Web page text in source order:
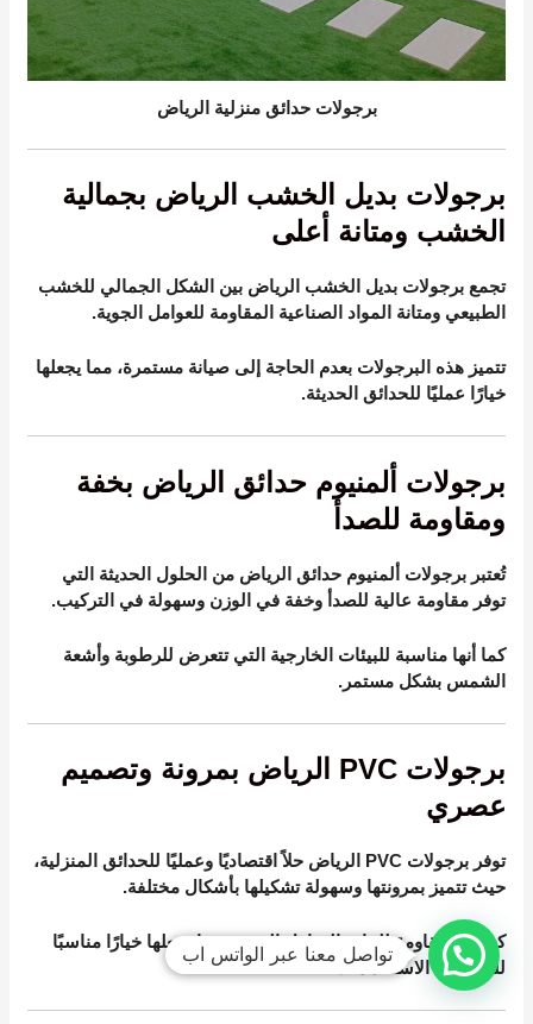
برجولات حدائق منزلية الرياض
برجولات بديل الخشب الرياض بجمالية
الخشب ومتانة أعلى
تجمع برجولات بديل الخشب الرياض بين الشكل الجمالي للخشب
الطبيعي ومتانة المواد الصناعية المقاومة للعوامل الجوية.
تتميز هذه البرجولات بعدم الحاجة إلى صيانة مستمرة، مما يجعلها
خيارًا عمليًا للحدائق الحديثة.
برجولات ألمنيوم حدائق الرياض بخفة
ومقاومة للصدأ
تُعتبر برجولات ألمنيوم حدائق الرياض من الحلول الحديثة التي
توفر مقاومة عالية للصدأ وخفة في الوزن وسهولة في التركيب.
كما أنها مناسبة للبيئات الخارجية التي تتعرض للرطوبة وأشعة
الشمس بشكل مستمر.
برجولات PVC الرياض بمرونة وتصميم
عصري
توفر برجولات PVC الرياض حلاً اقتصاديًا وعمليًا للحدائق المنزلية،
حيث تتميز بمرونتها وسهولة تشكيلها بأشكال مختلفة.
كما أنها مقاومة للماء والعوامل الجوية، مما يجعلها خيارًا مناسبًا
للعديد من الاستخدامات.
تواصل معنا عبر الواتس اب